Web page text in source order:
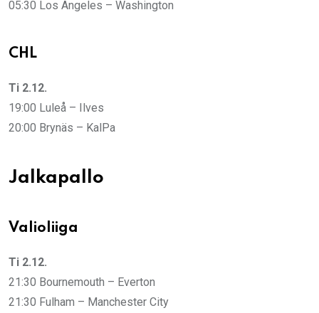
05:30 Los Angeles – Washington
CHL
Ti 2.12.
19:00 Luleå – Ilves
20:00 Brynäs – KalPa
Jalkapallo
Valioliiga
Ti 2.12.
21:30 Bournemouth – Everton
21:30 Fulham – Manchester City